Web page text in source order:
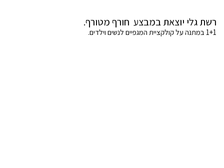
רשת גלי יוצאת במבצע חורף מטורף.
1+1 במתנה על קולקציית המגפיים לנשים וילדים.